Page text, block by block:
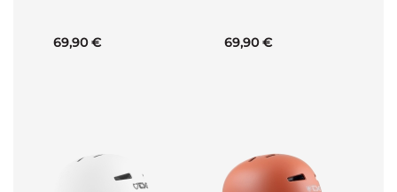
69,90 € 69,90 €